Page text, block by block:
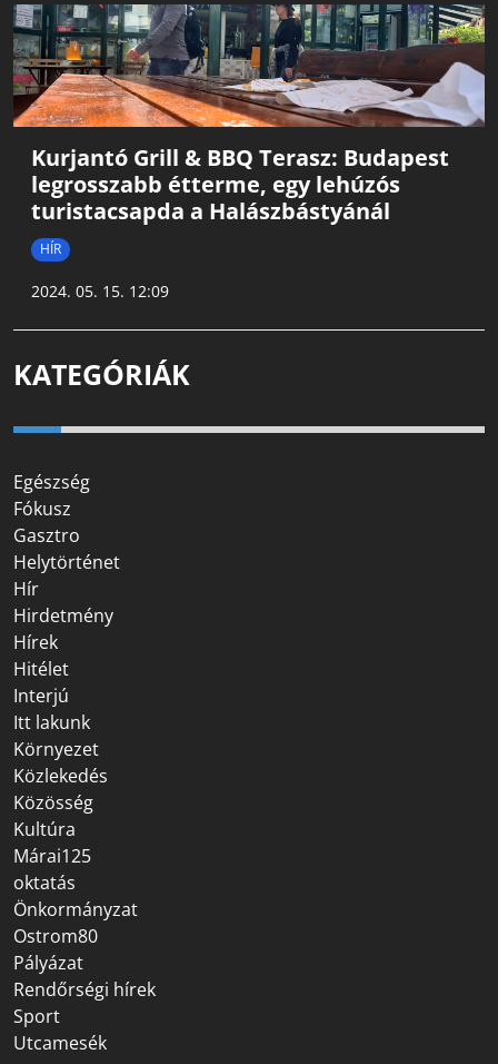
Kurjantó Grill & BBQ Terasz: Budapest
legrosszabb étterme, egy lehúzós
turistacsapda a Halászbástyánál
HÍR
2024. 05. 15. 12:09
KATEGÓRIÁK
Egészség
Fókusz
Gasztro
Helytörténet
Hír
Hirdetmény
Hírek
Hitélet
Interjú
Itt lakunk
Környezet
Közlekedés
Közösség
Kultúra
Márai125
oktatás
Önkormányzat
Ostrom80
Pályázat
Rendőrségi hírek
Sport
Utcamesék